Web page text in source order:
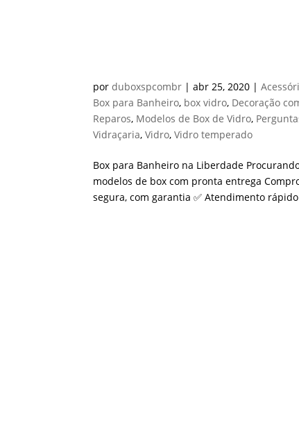
porduboxspcombr |abr 25, 2020 |
Box para Banheiro, box vidro, Decoração
Reparos, Modelos de Box de Vidro,
Vidraçaria,Vidro,Vidro temperado
Box para Banheiro na Liberdade
modelos de box com pronta entrega
segura, com garantia ✅ Atendimento